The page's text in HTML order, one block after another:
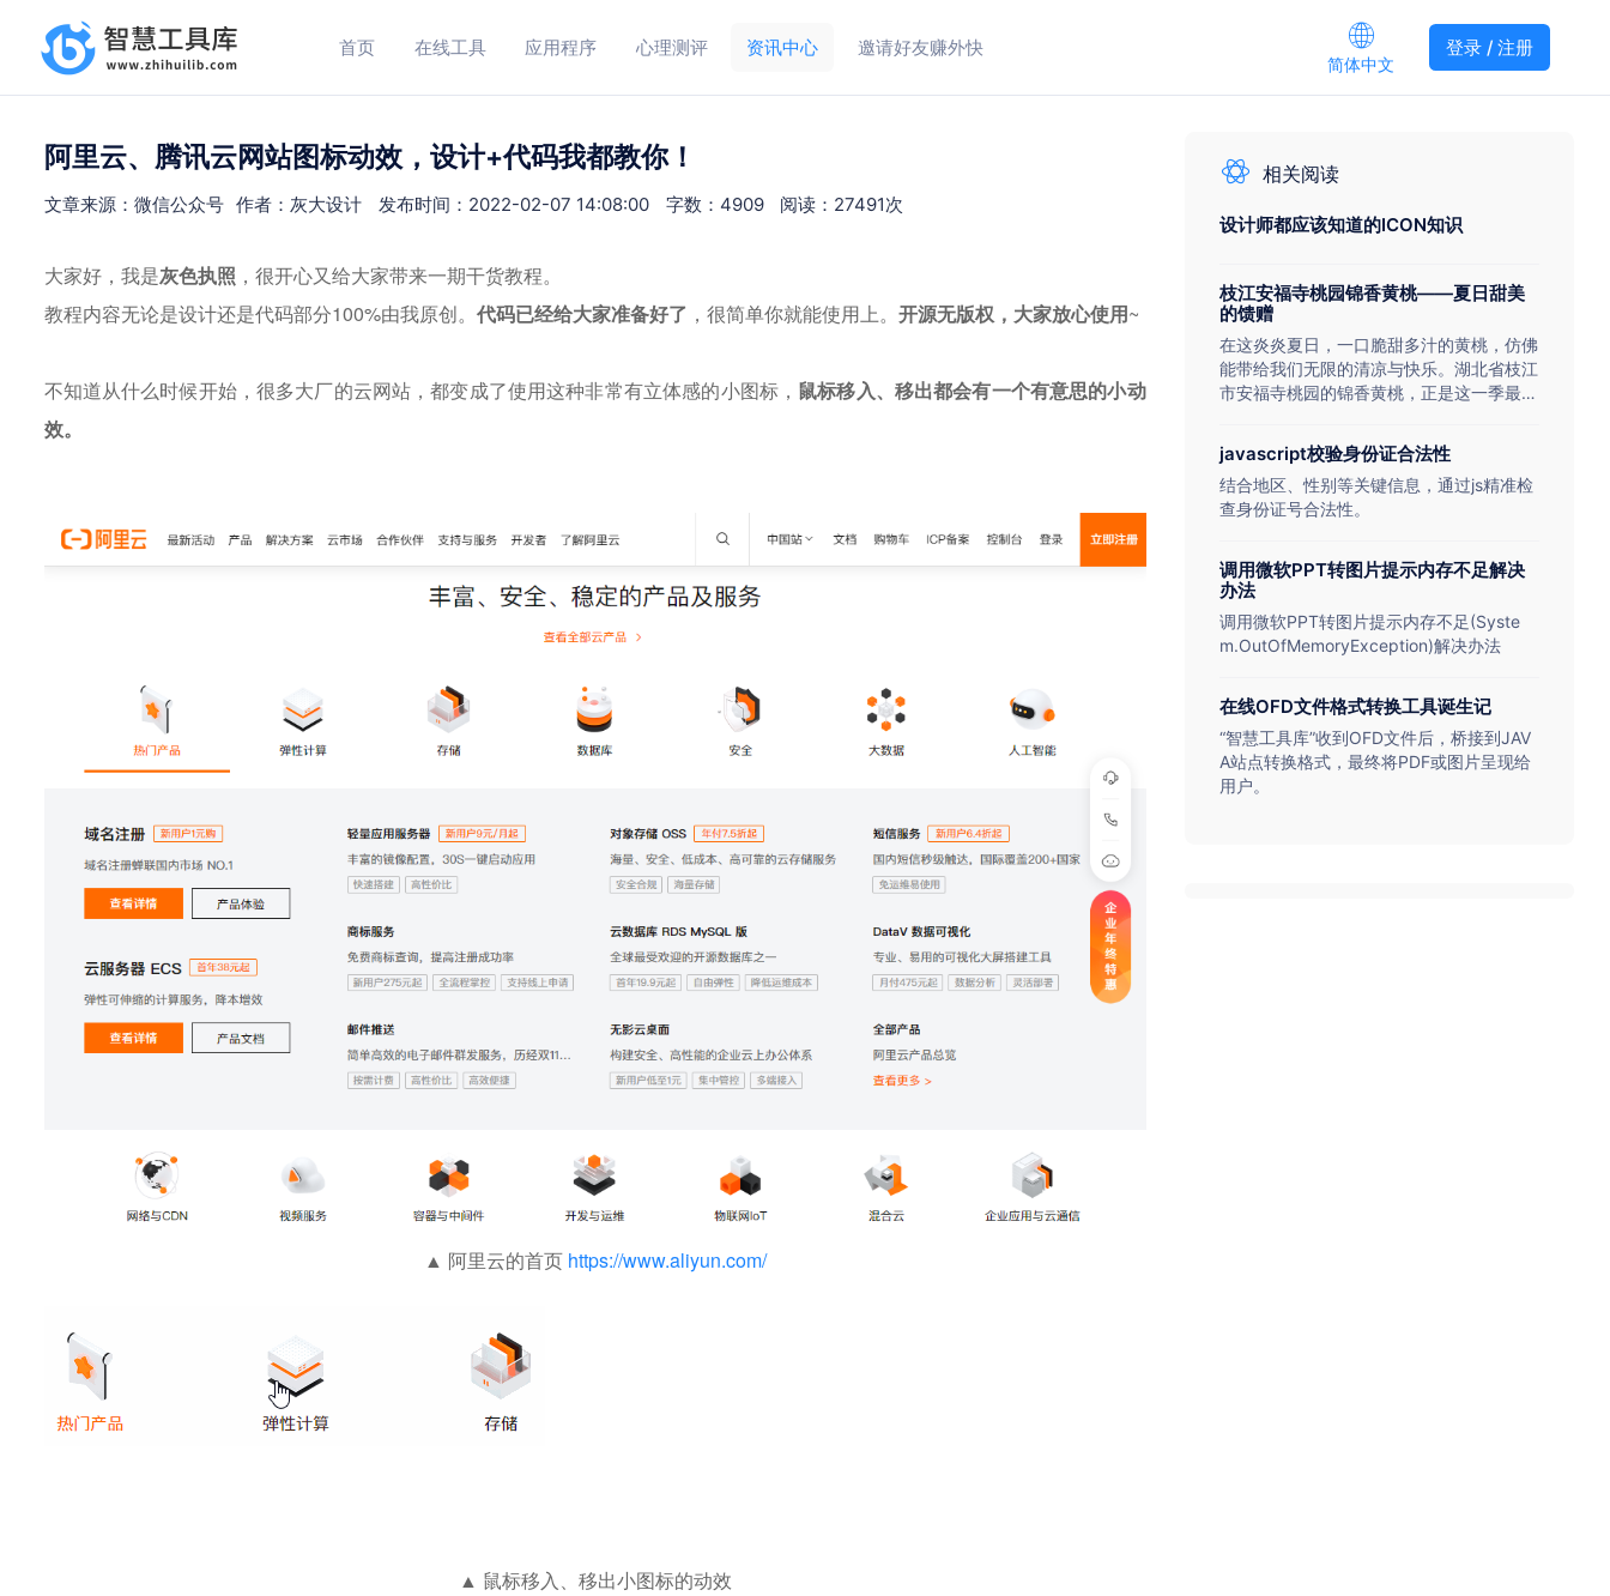
首页 在线工具 应用程序 心理测评 资讯中心 邀请好友赚外快
简体中文
登录 / 注册
阿里云、腾讯云网站图标动效，设计+代码我都教你！
文章来源：微信公众号 作者：灰大设计 发布时间：2022-02-07 14:08:00 字数：4909 阅读：27491次
大家好，我是灰色执照 ，很开心又给大家带来一期干货教程。
教程内容无论是设计还是代码部分100%由我原创。 代码已经给大家准备好了 ，很简单你就能使用上。 开源无版权，大家放心使用~
不知道从什么时候开始，很多大厂的云网站，都变成了使用这种非常有立体感的小图标， 鼠标移入、移出都会有一个有意思的小动
效。
▲ 阿里云的首页 https://www.aliyun.com/
▲ 鼠标移入、移出小图标的动效
相关阅读
设计师都应该知道的ICON知识
枝江安福寺桃园锦香黄桃——夏日甜美
的馈赠
在这炎炎夏日，一口脆甜多汁的黄桃，仿佛
能带给我们无限的清凉与快乐。湖北省枝江
市安福寺桃园的锦香黄桃，正是这一季最美
带着晨露的清香与阳光的温暖，现已上市。
无论您身处何地，我们都能将这份夏日的甜
蜜迅速送达您的手中，湖北省宜昌市周边更
是享受免费送货上门的便利服务。
javascript校验身份证合法性
结合地区、性别等关键信息，通过js精准检
查身份证号合法性。
调用微软PPT转图片提示内存不足解决
办法
调用微软PPT转图片提示内存不足(Syste
m.OutOfMemoryException)解决办法
在线OFD文件格式转换工具诞生记
“智慧工具库”收到OFD文件后，桥接到JAV
A站点转换格式，最终将PDF或图片呈现给
用户。